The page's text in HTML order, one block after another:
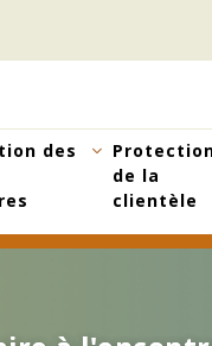
des
de la
clientèle